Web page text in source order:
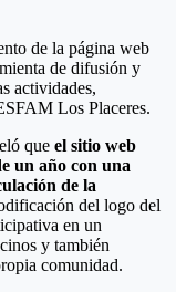
de la página web
de difusión y
actividades,
Los Placeres.
que el sitio web
un año con una
de la
del logo del
en un
y también
comunidad.